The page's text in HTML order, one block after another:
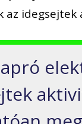
idegsejtek